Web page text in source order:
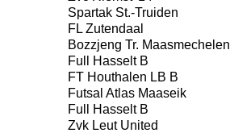
Spartak St.-Truiden
FL Zutendaal
Bozzjeng Tr. Maasmechelen
Full Hasselt B
FT Houthalen LB B
Futsal Atlas Maaseik
Full Hasselt B
Zvk Leut United